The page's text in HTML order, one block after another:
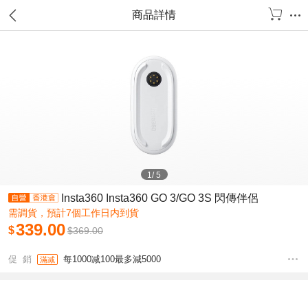
商品詳情
1/5
Insta360 Insta360 GO 3/GO 3S 閃傳伴侶
需調貨，預計7個工作日内到貨
$339.00$369.00
促 銷 滿减 每1000减100最多減5000